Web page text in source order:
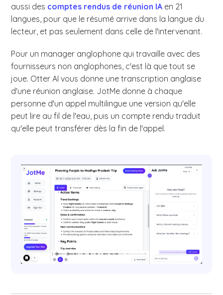
aussi des comptes rendus de réunion IA en 21
langues, pour que le résumé arrive dans la langue du
lecteur, et pas seulement dans celle de l'intervenant.
Pour un manager anglophone qui travaille avec des
fournisseurs non anglophones, c'est là que tout se
joue. Otter AI vous donne une transcription anglaise
d'une réunion anglaise. JotMe donne à chaque
personne d'un appel multilingue une version qu'elle
peut lire au fil de l'eau, puis un compte rendu traduit
qu'elle peut transférer dès la fin de l'appel.